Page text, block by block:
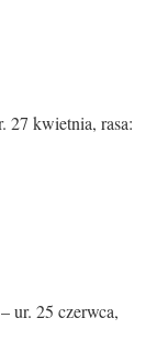
27 kwietnia, rasa:
ur. 25 czerwca,